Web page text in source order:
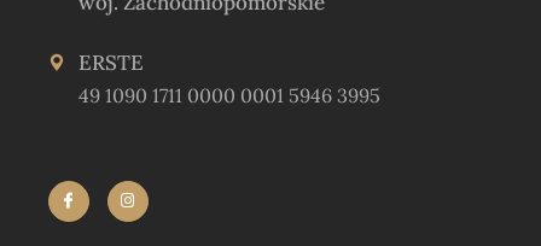
ERSTE
49 1090 1711 0000 0001 5946 3995